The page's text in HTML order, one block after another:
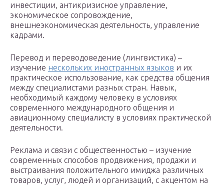
инвестиции, антикризисное управление,
экономическое сопровождение,
внешнеэкономическая деятельность, управление
кадрами.
Перевод и переводоведение (лингвистика) –
изучение нескольких иностранных языков и их
практическое использование, как средства общения
между специалистами разных стран. Навык,
необходимый каждому человеку в условиях
современного международного общения и
авиационному специалисту в условиях практической
деятельности.
Реклама и связи с общественностью – изучение
современных способов продвижения, продажи и
выстраивания положительного имиджа различных
товаров, услуг, людей и организаций, с акцентом на